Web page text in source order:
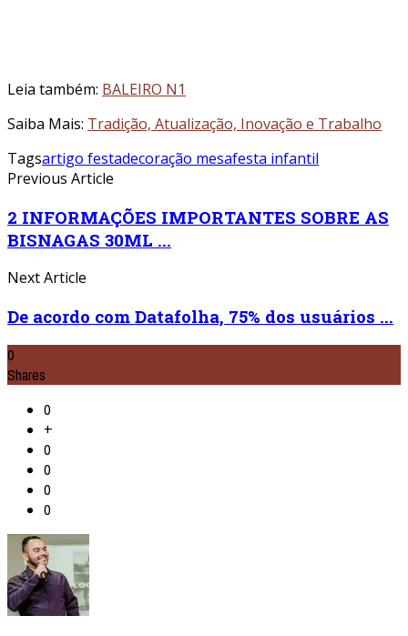
Leia também: BALEIRO N1
Saiba Mais: Tradição, Atualização, Inovação e Trabalho
Tagsartigo festadecoração mesafesta infantil
Previous Article
2 INFORMAÇÕES IMPORTANTES SOBRE AS
BISNAGAS 30ML ...
Next Article
De acordo com Datafolha, 75% dos usuários ...
0
Shares
0
+
0
0
0
0